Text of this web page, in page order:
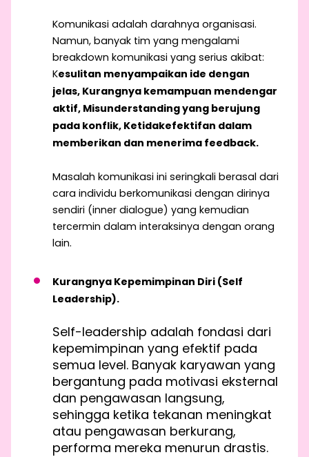
Komunikasi adalah darahnya organisasi.
Namun, banyak tim yang mengalami
breakdown komunikasi yang serius akibat:
Kesulitan menyampaikan ide dengan
jelas, Kurangnya kemampuan mendengar
aktif, Misunderstanding yang berujung
pada konflik, Ketidakefektifan dalam
memberikan dan menerima feedback.
Masalah komunikasi ini seringkali berasal dari
cara individu berkomunikasi dengan dirinya
sendiri (inner dialogue) yang kemudian
tercermin dalam interaksinya dengan orang
lain.
Kurangnya Kepemimpinan Diri (Self
Leadership).
Self-leadership adalah fondasi dari
kepemimpinan yang efektif pada
semua level. Banyak karyawan yang
bergantung pada motivasi eksternal
dan pengawasan langsung,
sehingga ketika tekanan meningkat
atau pengawasan berkurang,
performa mereka menurun drastis.